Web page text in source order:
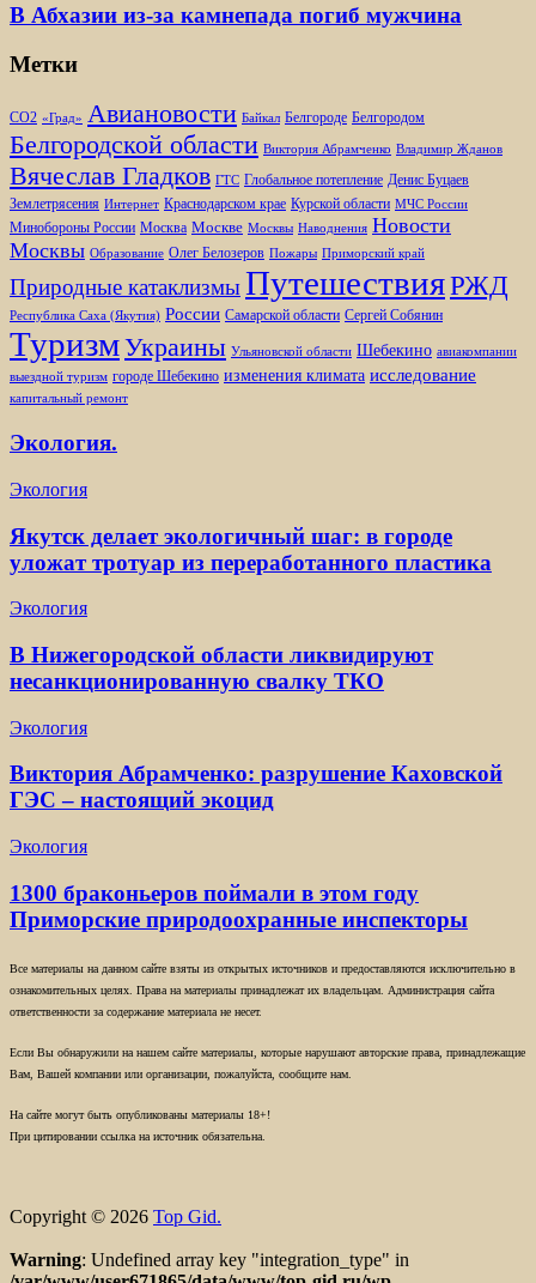
В Абхазии из-за камнепада погиб мужчина
Метки
CO2 «Град» Авиановости Байкал Белгороде Белгородом
Белгородской области Виктория Абрамченко Владимир Жданов
Вячеслав Гладков ГТС Глобальное потепление Денис Буцаев
Землетрясения Интернет Краснодарском крае Курской области МЧС России
Минобороны России Москва Москве Москвы Наводнения Новости
Москвы Образование Олег Белозеров Пожары Приморский край
Природные катаклизмыПутешествияРЖД
Республика Саха (Якутия) России Самарской области Сергей Собянин
ТуризмУкраины Ульяновской области Шебекино авиакомпании
выездной туризм городе Шебекино изменения климата исследование
капитальный ремонт
Экология.
Экология
Якутск делает экологичный шаг: в городе
уложат тротуар из переработанного пластика
Экология
В Нижегородской области ликвидируют
несанкционированную свалку ТКО
Экология
Виктория Абрамченко: разрушение Каховской
ГЭС – настоящий экоцид
Экология
1300 браконьеров поймали в этом году
Приморские природоохранные инспекторы
Все материалы на данном сайте взяты из открытых источников и предоставляются исключительно в
ознакомительных целях. Права на материалы принадлежат их владельцам. Администрация сайта
ответственности за содержание материала не несет.
Если Вы обнаружили на нашем сайте материалы, которые нарушают авторские права, принадлежащие
Вам, Вашей компании или организации, пожалуйста, сообщите нам.
На сайте могут быть опубликованы материалы 18+!
При цитировании ссылка на источник обязательна.
Copyright © 2026 Top Gid.
Warning: Undefined array key "integration_type" in